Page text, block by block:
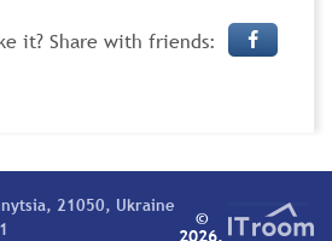
it? Share with friends:
21050, Ukraine
©
2026.